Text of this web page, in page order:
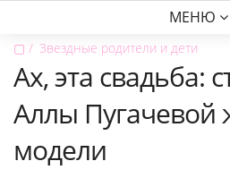
МЕНЮ
▢ Звездные родители и дети
Ах, эта свадьба:
Аллы Пугачевой
модели